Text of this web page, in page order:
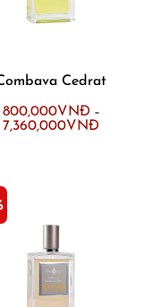
Cedrat
800,000VNĐ–
7,360,000VNĐ